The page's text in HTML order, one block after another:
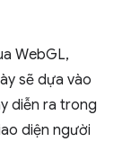
WebGL,
sẽ dựa vào
diễn ra trong
diện người